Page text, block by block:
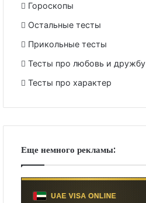
Гороскопы
Остальные тесты
Прикольные тесты
Тесты про любовь и дружбу
Тесты про характер
Еще немного рекламы: